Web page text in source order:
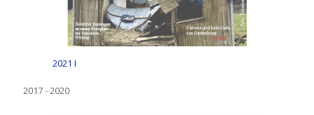
2021 I
2017 - 2020